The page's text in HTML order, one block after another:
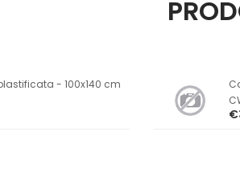
- 100x140 cm